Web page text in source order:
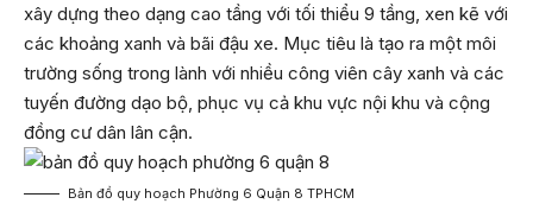
xây dựng theo dạng cao tầng với tối thiểu 9 tầng, xen kẽ với
các khoảng xanh và bãi đậu xe. Mục tiêu là tạo ra một môi
trường sống trong lành với nhiều công viên cây xanh và các
tuyến đường dạo bộ, phục vụ cả khu vực nội khu và cộng
đồng cư dân lân cận.
Bản đồ quy hoạch Phường 6 Quận 8 TPHCM